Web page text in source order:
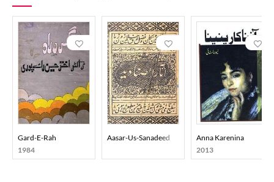
Gard-E-Rah
1984
Aasar-Us-Sanadeed
Anna Karenina
2013